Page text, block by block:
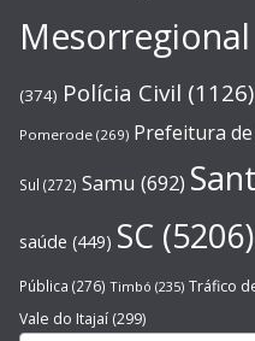
Mesorregional
(374) Polícia Civil (1126)
Pomerode (269) Prefeitura
Sul (272) Samu (692)
saúde (449) SC (5206)
Pública (276) Timbó (235) Tráfico
Vale do Itajaí (299)